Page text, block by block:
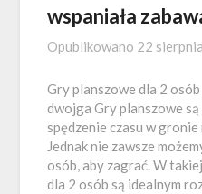
wspaniała
Opublikowano 22
Gry planszowe dla 2
dwojga Gry planszowe są
spędzenie czasu w
Jednak nie zawsze
osób, aby zagrać. W
dla 2 osób są idealnym